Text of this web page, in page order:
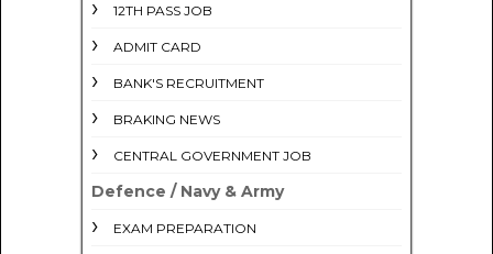
12TH PASS JOB
ADMIT CARD
BANK'S RECRUITMENT
BRAKING NEWS
CENTRAL GOVERNMENT JOB
Defence / Navy & Army
EXAM PREPARATION